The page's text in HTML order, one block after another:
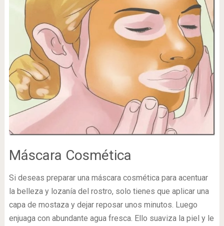
Máscara Cosmética
Si deseas preparar una máscara cosmética para acentuar
la belleza y lozanía del rostro, solo tienes que aplicar una
capa de mostaza y dejar reposar unos minutos. Luego
enjuaga con abundante agua fresca. Ello suaviza la piel y le